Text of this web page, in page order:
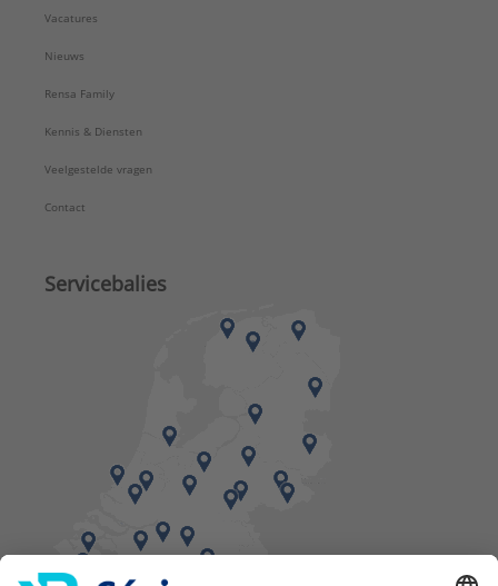
Vacatures
Nieuws
Rensa Family
Kennis & Diensten
Veelgestelde vragen
Contact
Servicebalies